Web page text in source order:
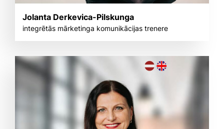
Jolanta Derkevica-Pilskunga
integrētās mārketinga komunikācijas trenere